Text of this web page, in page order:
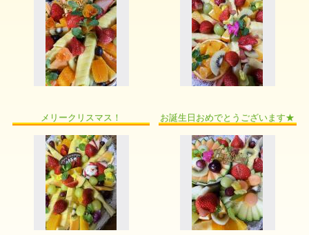
メリークリスマス！ お誕生日おめでとうございます★